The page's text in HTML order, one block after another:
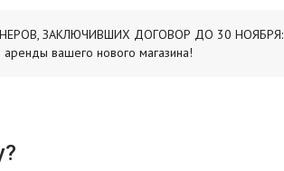
ЗАКЛЮЧИВШИХ ДОГОВОР ДО 30 НОЯБРЯ:
вашего нового магазина!